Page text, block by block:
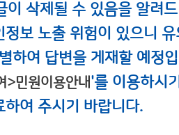
삭제될 수 있음을 알려
보 노출 위험이 있으니
하여 답변을 게재할 예정
>민원이용안내'를 이용하시
여 주시기 바랍니다.